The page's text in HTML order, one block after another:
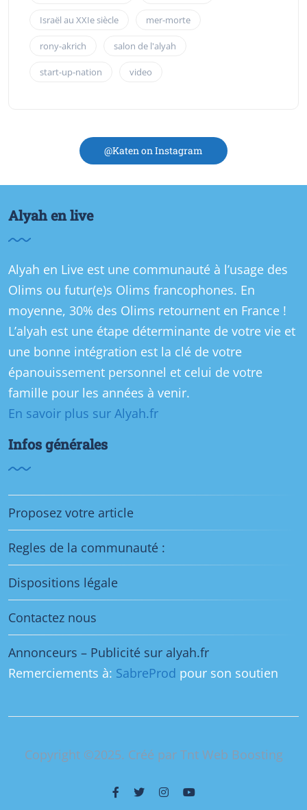
Israël au XXIe siècle mer-morte
rony-akrich salon de l'alyah
start-up-nation video
@Katen on Instagram
Alyah en live
Alyah en Live est une communauté à l’usage des
Olims ou futur(e)s Olims francophones. En
moyenne, 30% des Olims retournent en France !
L’alyah est une étape déterminante de votre vie et
une bonne intégration est la clé de votre
épanouissement personnel et celui de votre
famille pour les années à venir.
En savoir plus sur Alyah.fr
Infos générales
Proposez votre article
Regles de la communauté :
Dispositions légale
Contactez nous
Annonceurs – Publicité sur alyah.fr
Remerciements à: SabreProd pour son soutien
Copyright ©2025. Créé par Tnt Web Boosting